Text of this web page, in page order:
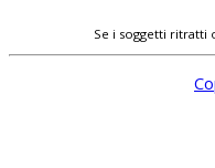
Se i soggetti ritratti